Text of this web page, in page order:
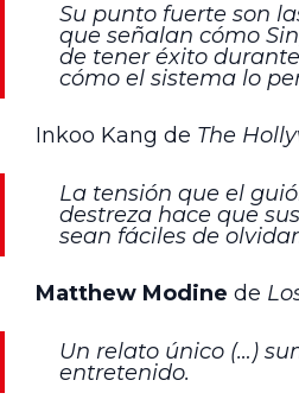
Su punto fuerte son
que señalan cómo
de tener éxito
cómo el sistema lo
Inkoo Kang de The
La tensión que el
destreza hace que
sean fáciles de
Matthew Modine de
Un relato único (…)
entretenido.